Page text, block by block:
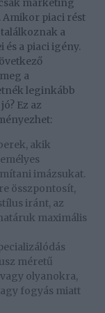
marketing
Amikor piaci rést
a
és a piaci igény.
a
leginkább
Ez az
akik
imázsukat.
összpontosít,
iránt, az
maximális
méretű
olyanokra,
fogyás miatt